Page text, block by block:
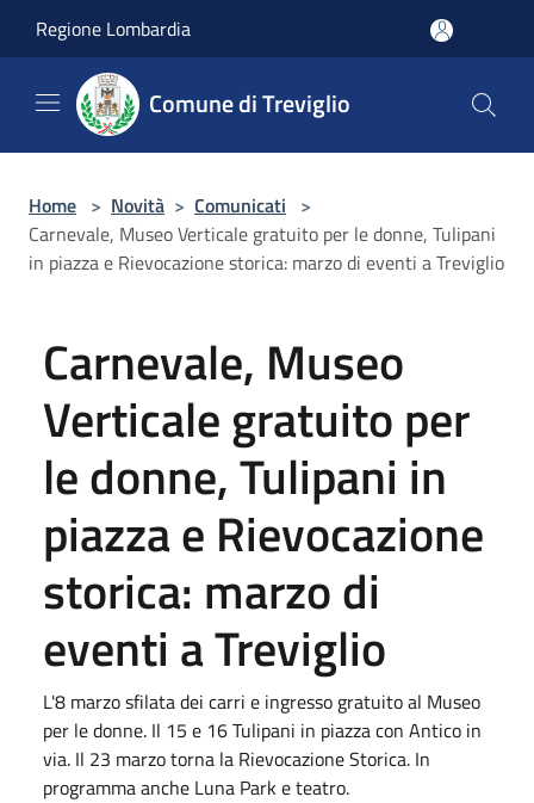
Regione Lombardia
Comune di Treviglio
Home > Novità > Comunicati >
Carnevale, Museo Verticale gratuito per le donne, Tulipani
in piazza e Rievocazione storica: marzo di eventi a Treviglio
Carnevale, Museo
Verticale gratuito per
le donne, Tulipani in
piazza e Rievocazione
storica: marzo di
eventi a Treviglio
L'8 marzo sfilata dei carri e ingresso gratuito al Museo
per le donne. Il 15 e 16 Tulipani in piazza con Antico in
via. Il 23 marzo torna la Rievocazione Storica. In
programma anche Luna Park e teatro.